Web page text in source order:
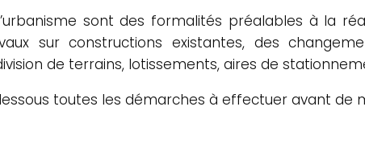
sont des formalités préalables à la
sur constructions existantes, des
de terrains, lotissements, aires de
toutes les démarches à effectuer avant